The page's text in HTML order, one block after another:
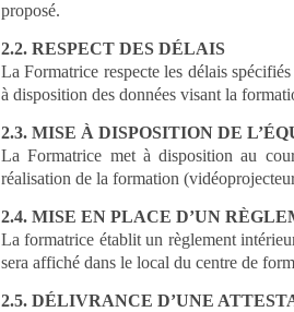
proposé.
2.2. RESPECT DES DÉLAIS
La Formatrice respecte les délais
à disposition des données visant la
2.3. MISE À DISPOSITION DE
La Formatrice met à disposition au
réalisation de la formation
2.4. MISE EN PLACE D’UN
La formatrice établit un règlement
sera affiché dans le local du centre de
2.5. DÉLIVRANCE D’UNE